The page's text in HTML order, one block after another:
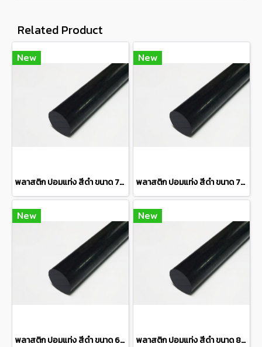
Related Product
New
พลาสติก ปอมแท่ง สีดำ ขนาด 75 มิล Pom plastic round bar แบ่งขายความยาว 10 เซนติเมตร
New
พลาสติก ปอมแท่ง สีดำ ขนาด 70 มิล Pom plastic round bar แบ่งขายความยาว 10 เซนติเมตร
New
พลาสติก ปอมแท่ง สีดำ ขนาด 60 มิล Pom plastic round bar แบ่งขายความยาว 10 เซนติเมตร
New
พลาสติก ปอมแท่ง สีดำ ขนาด 80 มิล Pom plastic round bar แบ่งขายความยาว 10 เซนติเมตร